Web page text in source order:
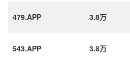
479.APP 3.8万
543.APP 3.8万